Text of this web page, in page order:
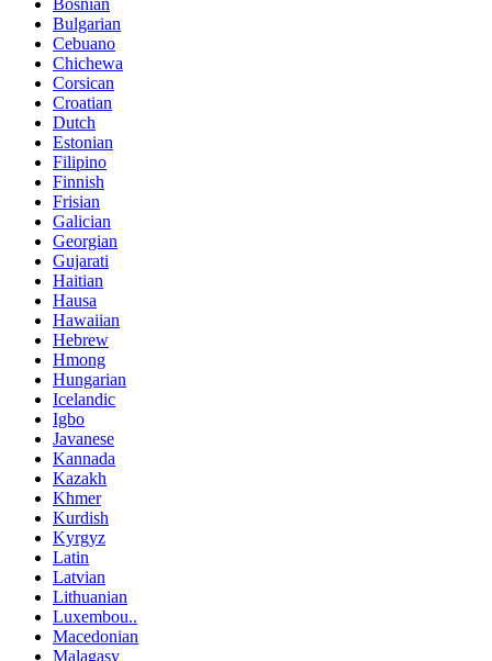
Bosnian
Bulgarian
Cebuano
Chichewa
Corsican
Croatian
Dutch
Estonian
Filipino
Finnish
Frisian
Galician
Georgian
Gujarati
Haitian
Hausa
Hawaiian
Hebrew
Hmong
Hungarian
Icelandic
Igbo
Javanese
Kannada
Kazakh
Khmer
Kurdish
Kyrgyz
Latin
Latvian
Lithuanian
Luxembou..
Macedonian
Malagasy